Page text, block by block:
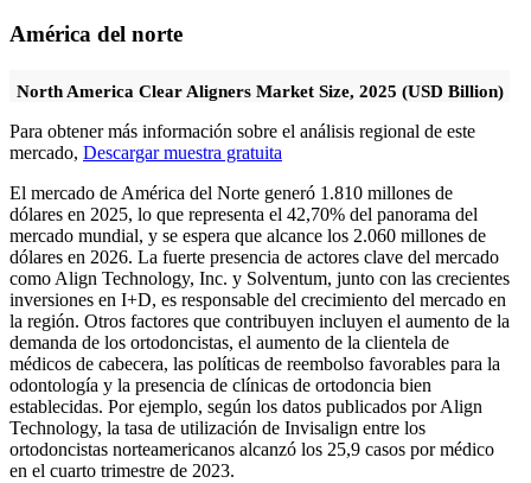
América del norte
North America Clear Aligners Market Size, 2025 (USD Billion)
Para obtener más información sobre el análisis regional de este
mercado, Descargar muestra gratuita
El mercado de América del Norte generó 1.810 millones de
dólares en 2025, lo que representa el 42,70% del panorama del
mercado mundial, y se espera que alcance los 2.060 millones de
dólares en 2026. La fuerte presencia de actores clave del mercado
como Align Technology, Inc. y Solventum, junto con las crecientes
inversiones en I+D, es responsable del crecimiento del mercado en
la región. Otros factores que contribuyen incluyen el aumento de la
demanda de los ortodoncistas, el aumento de la clientela de
médicos de cabecera, las políticas de reembolso favorables para la
odontología y la presencia de clínicas de ortodoncia bien
establecidas. Por ejemplo, según los datos publicados por Align
Technology, la tasa de utilización de Invisalign entre los
ortodoncistas norteamericanos alcanzó los 25,9 casos por médico
en el cuarto trimestre de 2023.